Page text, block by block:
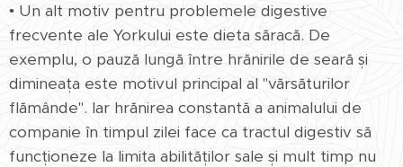
• Un alt motiv pentru problemele digestive
frecvente ale Yorkului este dieta săracă. De
exemplu, o pauză lungă între hrănirile de seară și
dimineața este motivul principal al "vărsăturilor
flămânde". Iar hrănirea constantă a animalului de
companie în timpul zilei face ca tractul digestiv să
funcționeze la limita abilităților sale și mult timp nu